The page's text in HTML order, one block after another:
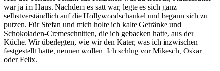
war ja im Haus. Nachdem es satt war, legte es sich ganz
selbstverständlich auf die Hollywoodschaukel und begann sich zu
putzen. Für Stefan und mich holte ich kalte Getränke und
Schokoladen-Cremeschnitten, die ich gebacken hatte, aus der
Küche. Wir überlegten, wie wir den Kater, was ich inzwischen
festgestellt hatte, nennen wollen. Ich schlug vor Mikesch, Oskar
oder Felix.